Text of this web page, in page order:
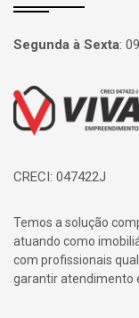
Segunda à Sexta:
Página inicial
CRECI: 047422J
Temos a solução
atuando como
com profissionais
garantir atendimento